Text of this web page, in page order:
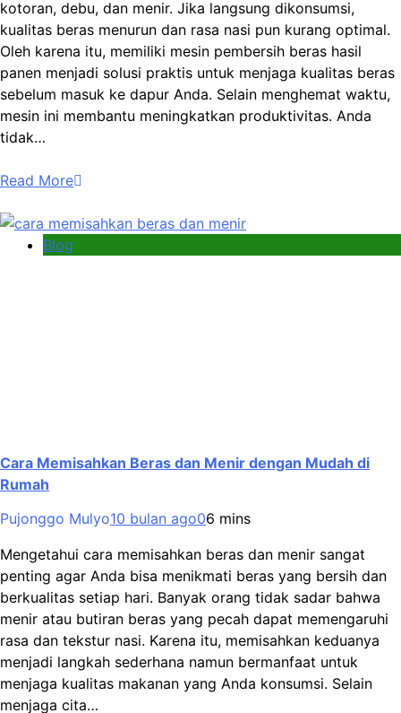
kotoran, debu, dan menir. Jika langsung dikonsumsi,
kualitas beras menurun dan rasa nasi pun kurang optimal.
Oleh karena itu, memiliki mesin pembersih beras hasil
panen menjadi solusi praktis untuk menjaga kualitas beras
sebelum masuk ke dapur Anda. Selain menghemat waktu,
mesin ini membantu meningkatkan produktivitas. Anda
tidak…
Read More
Blog
Cara Memisahkan Beras dan Menir dengan Mudah di
Rumah
Pujonggo Mulyo10 bulan ago06 mins
Mengetahui cara memisahkan beras dan menir sangat
penting agar Anda bisa menikmati beras yang bersih dan
berkualitas setiap hari. Banyak orang tidak sadar bahwa
menir atau butiran beras yang pecah dapat memengaruhi
rasa dan tekstur nasi. Karena itu, memisahkan keduanya
menjadi langkah sederhana namun bermanfaat untuk
menjaga kualitas makanan yang Anda konsumsi. Selain
menjaga cita…